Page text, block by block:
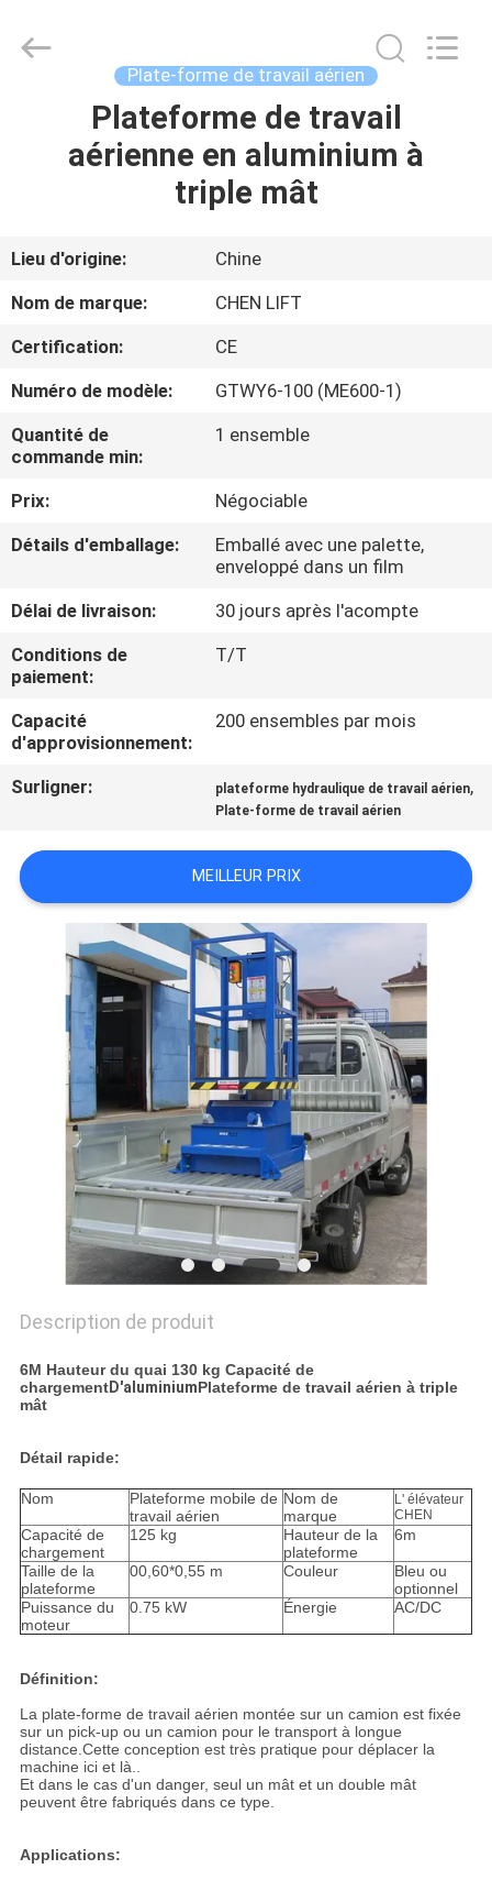
PRODUITS
À
DE
NOUS
VISITE
DE
CONTRÔLE
DE
LA
QUALITÉ
NOUS
CONTACTER
NOUVELLES
DEMANDEZ
UN DEVIS
PLAN
POLITIQUE
DE
MACHINERY
Plate-forme de travail aérien
Plateforme de travail
aérienne en aluminium à
triple mât
Lieu d'origine:
Chine
Nom de marque:
CHEN LIFT
Certification:
CE
Numéro de modèle:
GTWY6-100 (ME600-1)
Quantité de
commande min:
1 ensemble
Prix:
Négociable
Détails d'emballage:
Emballé avec une palette,
enveloppé dans un film
Délai de livraison:
30 jours après l'acompte
Conditions de
paiement:
T/T
Capacité
d'approvisionnement:
200 ensembles par mois
Surligner: plateforme hydraulique de travail aérien,
Plate-forme de travail aérien
MEILLEUR PRIX
Description de produit
6M Hauteur du quai 130 kg Capacité de
chargementD'aluminiumPlateforme de travail aérien à triple
mât
Détail rapide:
Nom
Plateforme mobile de
travail aérien
Nom de
marque
L' élévateur
CHEN
Capacité de
chargement
125 kg
Hauteur de la
plateforme
6m
Taille de la
plateforme
00,60*0,55 m Couleur
Bleu ou
optionnel
Puissance du
moteur
0.75 kW Énergie AC/DC
Définition:
La plate-forme de travail aérien montée sur un camion est fixée
sur un pick-up ou un camion pour le transport à longue
distance.Cette conception est très pratique pour déplacer la
machine ici et là..
Et dans le cas d'un danger, seul un mât et un double mât
peuvent être fabriqués dans ce type.
Applications: